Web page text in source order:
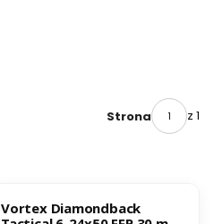
Strona z 1
Vortex Diamondback